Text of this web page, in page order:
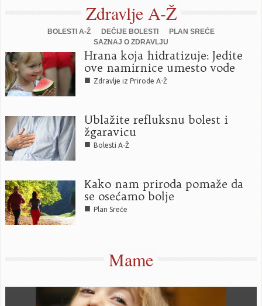
Zdravlje A-Ž
BOLESTI A-Ž DEČIJE BOLESTI
PLAN SREĆE
SAZNAJ O ZDRAVLJU
Hrana koja hidratizuje: Jedite
ove namirnice umesto vode
■ Zdravlje iz Prirode A-Ž
Ublažite refluksnu bolest i
žgaravicu
■ Bolesti A-Ž
Kako nam priroda pomaže da
se osećamo bolje
■ Plan Sreće
Mame